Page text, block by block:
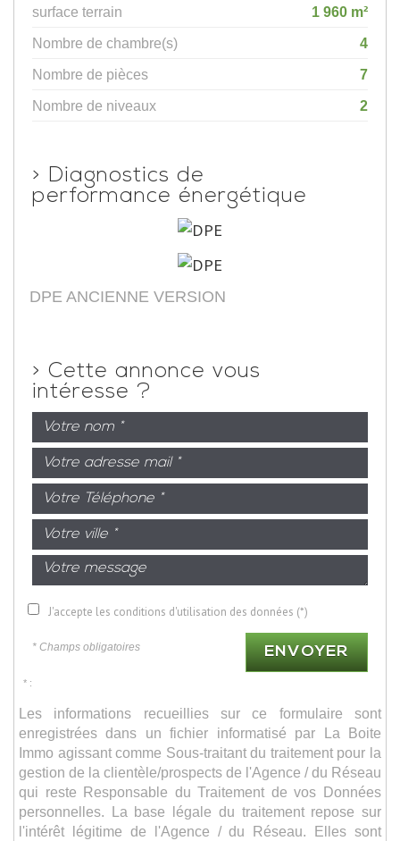
surface terrain
1 960 m²
Nombre de chambre(s)
4
Nombre de pièces
7
Nombre de niveaux
2
> Diagnostics de
performance énergétique
DPE ANCIENNE VERSION
> Cette annonce vous
intéresse ?
J'accepte les conditions d'utilisation des données (*)
* Champs obligatoires ENVOYER
* :
Les informations recueillies sur ce formulaire sont
enregistrées dans un fichier informatisé par La Boite
Immo agissant comme Sous-traitant du traitement pour la
gestion de la clientèle/prospects de l'Agence / du Réseau
qui reste Responsable du Traitement de vos Données
personnelles. La base légale du traitement repose sur
l'intérêt légitime de l'Agence / du Réseau. Elles sont